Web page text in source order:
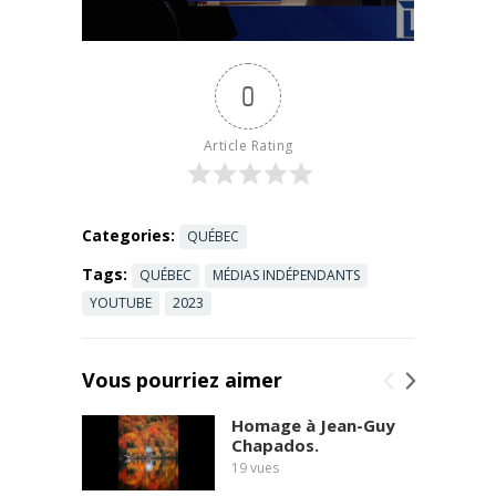
gouverneme
more
0
Article Rating
Categories: QUÉBEC
Tags: QUÉBEC
MÉDIAS INDÉPENDANTS
YOUTUBE
2023
Vous pourriez aimer
Homage à Jean-Guy
Chapados.
19vues